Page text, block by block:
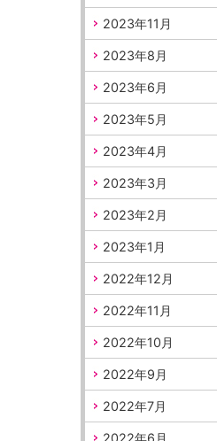
2023年11月
2023年8月
2023年6月
2023年5月
2023年4月
2023年3月
2023年2月
2023年1月
2022年12月
2022年11月
2022年10月
2022年9月
2022年7月
2022年6月